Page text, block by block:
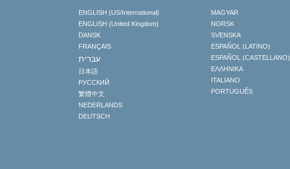
ENGLISH (US/International)
ENGLISH (United Kingdom)
DANSK
FRANÇAIS
עברית
日本語
РУССКИЙ
繁體中文
NEDERLANDS
DEUTSCH
MAGYAR
NORSK
SVENSKA
ESPAÑOL (LATINO)
ESPAÑOL (CASTELLANO)
ΕΛΛΗΝΙΚA
ITALIANO
PORTUGUÊS